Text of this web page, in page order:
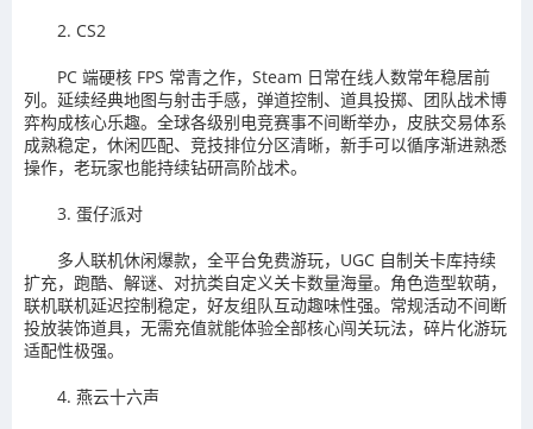
2. CS2
PC 端硬核 FPS 常青之作，Steam 日常在线人数常年稳居前
列。延续经典地图与射击手感，弹道控制、道具投掷、团队战术博
弈构成核心乐趣。全球各级别电竞赛事不间断举办，皮肤交易体系
成熟稳定，休闲匹配、竞技排位分区清晰，新手可以循序渐进熟悉
操作，老玩家也能持续钻研高阶战术。
3. 蛋仔派对
多人联机休闲爆款，全平台免费游玩，UGC 自制关卡库持续
扩充，跑酷、解谜、对抗类自定义关卡数量海量。角色造型软萌，
联机联机延迟控制稳定，好友组队互动趣味性强。常规活动不间断
投放装饰道具，无需充值就能体验全部核心闯关玩法，碎片化游玩
适配性极强。
4. 燕云十六声